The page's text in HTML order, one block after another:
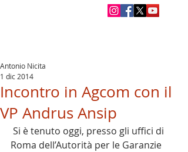
Incontro in Agcom con il
VP Andrus Ansip
Antonio Nicita
1 dic 2014
Roma dell’Autorità per le Garanzie